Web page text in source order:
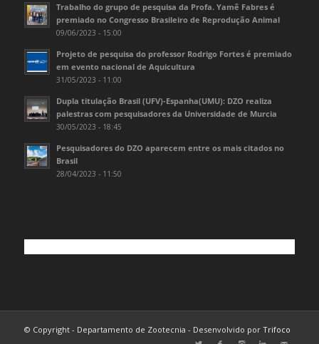
Trabalho do grupo de pesquisa da Profa. Yamê Fabres é
premiado no Congresso Brasileiro de Reprodução Animal
09/06/2023 - 15:00
Projeto de pesquisa do professor Rodrigo Fortes é premiado
em evento nacional de Aquicultura
31/05/2023 - 11:00
Dupla titulação Brasil (UFV)-Espanha(UMU): DZO realiza
palestras com pesquisadores da Universidade de Murcia
30/05/2023 - 18:45
Pesquisadores do DZO aparecem entre os mais citados no
Brasil
28/04/2023 - 11:50
© Copyright - Departamento de Zootecnia - Desenvolvido por Trifoco